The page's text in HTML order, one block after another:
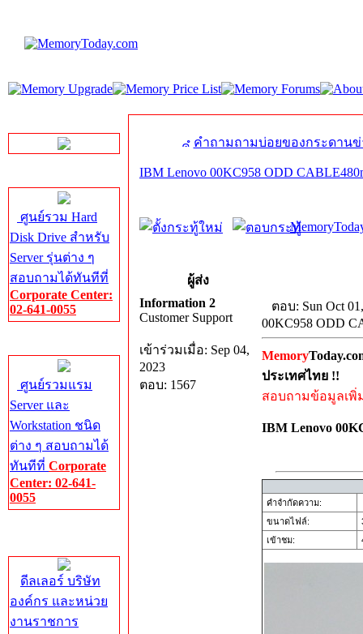
ศูนย์รวม Hard
Disk Drive สำหรับ
Server รุ่นต่าง ๆ
สอบถามได้ทันทีที่
Corporate Center:
02-641-0055
ศูนย์รวมแรม
Server และ
Workstation ชนิด
ต่าง ๆ สอบถามได้
ทันทีที่ Corporate
Center: 02-641-
0055
ดีลเลอร์ บริษัท
องค์กร และหน่วย
งานราชการ
คำถามถามบ่อยของกระดานข่
IBM Lenovo 00KC958 ODD
ผู้ส่ง
Information 2
Customer Support
เข้าร่วมเมื่อ: Sep 04,
2023
ตอบ: 1567
ตอบ: Sun Oct
00KC958 ODD
Memory
ประเทศไทย !!
สอบถามข้อมูลเพิ่
IBM Lenovo
คำจำกัดความ:
ขนาดไฟล์:
เข้าชม: